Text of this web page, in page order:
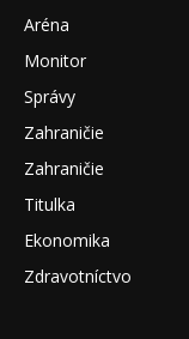
Aréna
Monitor
Správy
Zahraničie
Zahraničie
Titulka
Ekonomika
Zdravotníctvo